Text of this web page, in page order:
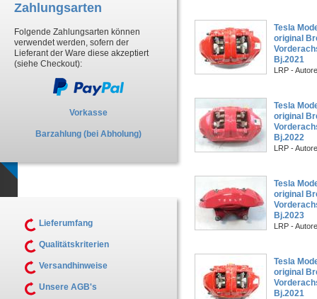
Tesla
original
Bj.2021
LRP -
Tesla
original
Bj.2022
LRP -
Tesla
original
Bj.2023
LRP -
Tesla
original
Bj.2021
Zahlungsarten
Folgende Zahlungsarten können
verwendet werden, sofern der
Lieferant der Ware diese akzeptiert
(siehe Checkout):
Vorkasse
Barzahlung (bei Abholung)
Lieferumfang
Qualitätskriterien
Versandhinweise
Unsere AGB's